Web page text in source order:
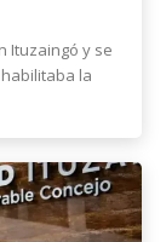
Ituzaingó y se
la